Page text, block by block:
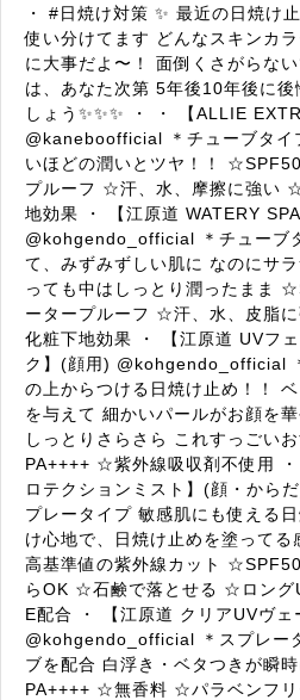
・ #日焼け対策 ✨ 最近の日焼け
使い分けてます どんなスキンカ
に大事だよ〜！ 面倒くさがらな
は、あなた次第 5年後10年後に後
しょう✨✨✨ ・ ・ 【ALLIE
@kaneboofficial ＊チューブタイ
いほどの潤いとツヤ！！
プルーフ ☆汗、水、摩擦に強い
地効果 ・ 【江原道 WATERY
@kohgendo_official ＊チューブ
て、みずみずしい肌に なのにサ
っても中はしっとり潤ったまま
ータープルーフ ☆汗、水、皮脂
化粧下地効果 ・ 【江原道 UVフ
ク】(顔用) @kohgendo_official
の上からつける日焼け止め！！
を与えて 細かいパールがお顔を
しっとりさらさら これすっごい
PA++++ ☆紫外線吸収剤不使用
ロテクションミスト】(顔・から
プレータイプ 敏感肌にも使える
け心地で、日焼け止めを塗って
高基準値の紫外線カット
らOK ☆石鹸で落とせる ☆ロング
E配合 ・ 【江原道 クリアUVヴェ
@kohgendo_official ＊スプレー
ブを配合 白浮き・ベタつきが瞬
PA++++ ☆無香料 ☆パラベンフ